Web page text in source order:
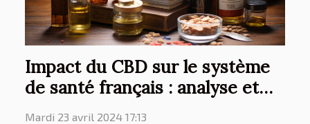
Impact du CBD sur le système
de santé français : analyse et
perspectives
Mardi 23 avril 2024 17:13